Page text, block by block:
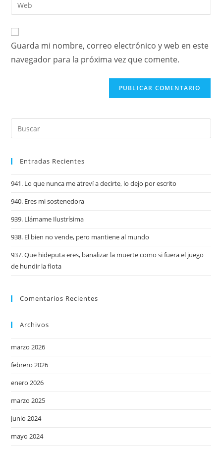
Guarda mi nombre, correo electrónico y web en este
navegador para la próxima vez que comente.
Entradas Recientes
941. Lo que nunca me atreví a decirte, lo dejo por escrito
940. Eres mi sostenedora
939. Llámame Ilustrísima
938. El bien no vende, pero mantiene al mundo
937. Que hideputa eres, banalizar la muerte como si fuera el juego
de hundir la flota
Comentarios Recientes
Archivos
marzo 2026
febrero 2026
enero 2026
marzo 2025
junio 2024
mayo 2024